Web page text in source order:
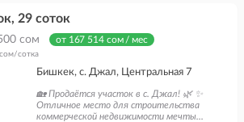
29 соток
сом от 167 514 сом / мес
сотка
Бишкек, с. Джал, Центральная 7
🏡 Продаётся участок в с. Джал! 🌿 ✨
Отличное место для строительства
коммерческой недвижимости мечты...